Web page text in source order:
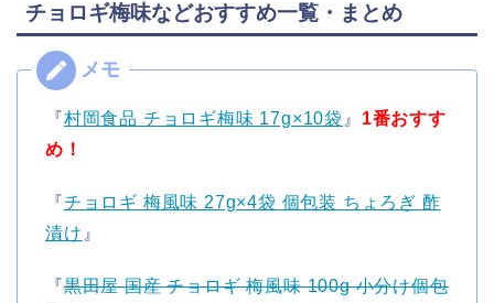
チョロギ梅味などおすすめ一覧・まとめ
『村岡食品 チョロギ梅味 17g×10袋 』 1番おすす
め！
『チョロギ 梅風味 27g×4袋 個包装 ちょろぎ 酢
漬け 』
『黒田屋 国産 チョロギ 梅風味 100g 小分け個包